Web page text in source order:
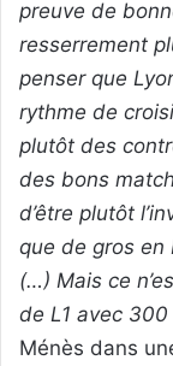
preuve de
resserrement
penser que
rythme de
plutôt des
des bons
d’être plutôt
que de gros en
(…) Mais ce
de L1 avec
Ménès dans